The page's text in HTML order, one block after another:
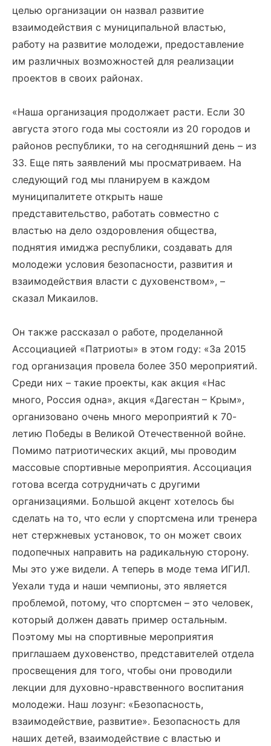
целью организации он назвал развитие
взаимодействия с муниципальной властью,
работу на развитие молодежи, предоставление
им различных возможностей для реализации
проектов в своих районах.
«Наша организация продолжает расти. Если 30
августа этого года мы состояли из 20 городов и
районов республики, то на сегодняшний день – из
33. Еще пять заявлений мы просматриваем. На
следующий год мы планируем в каждом
муниципалитете открыть наше
представительство, работать совместно с
властью на дело оздоровления общества,
поднятия имиджа республики, создавать для
молодежи условия безопасности, развития и
взаимодействия власти с духовенством», –
сказал Микаилов.
Он также рассказал о работе, проделанной
Ассоциацией «Патриоты» в этом году: «За 2015
год организация провела более 350 мероприятий.
Среди них – такие проекты, как акция «Нас
много, Россия одна», акция «Дагестан – Крым»,
организовано очень много мероприятий к 70-
летию Победы в Великой Отечественной войне.
Помимо патриотических акций, мы проводим
массовые спортивные мероприятия. Ассоциация
готова всегда сотрудничать с другими
организациями. Большой акцент хотелось бы
сделать на то, что если у спортсмена или тренера
нет стержневых установок, то он может своих
подопечных направить на радикальную сторону.
Мы это уже видели. А теперь в моде тема ИГИЛ.
Уехали туда и наши чемпионы, это является
проблемой, потому, что спортсмен – это человек,
который должен давать пример остальным.
Поэтому мы на спортивные мероприятия
приглашаем духовенство, представителей отдела
просвещения для того, чтобы они проводили
лекции для духовно-нравственного воспитания
молодежи. Наш лозунг: «Безопасность,
взаимодействие, развитие». Безопасность для
наших детей, взаимодействие с властью и